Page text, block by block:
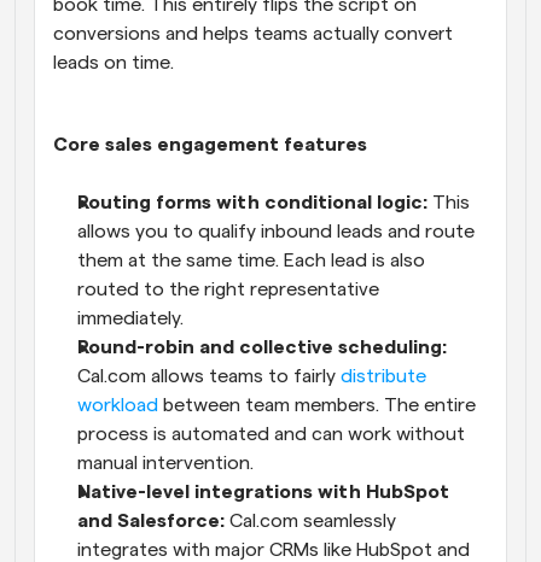
book time. This entirely flips the script on
conversions and helps teams actually convert
leads on time.
Core sales engagement features
Routing forms with conditional logic: This
allows you to qualify inbound leads and route
them at the same time. Each lead is also
routed to the right representative
immediately.
Round-robin and collective scheduling:
Cal.com allows teams to fairly distribute
workload between team members. The entire
process is automated and can work without
manual intervention.
Native-level integrations with HubSpot
and Salesforce: Cal.com seamlessly
integrates with major CRMs like HubSpot and